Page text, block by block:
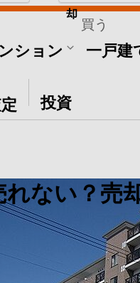
買う
ション 一戸建
その他
投資
却
ない？売